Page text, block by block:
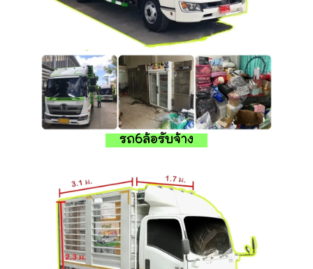
รถ6ล้อรับจ้าง